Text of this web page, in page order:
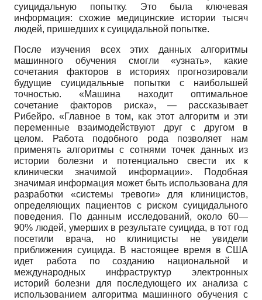
суицидальную попытку. Это была ключевая
информация: схожие медицинские истории тысяч
людей, пришедших к суицидальной попытке.
После изучения всех этих данных алгоритмы
машинного обучения смогли «узнать», какие
сочетания факторов в историях прогнозировали
будущие суицидальные попытки с наибольшей
точностью. «Машина находит оптимальное
сочетание факторов риска», — рассказывает
Рибейро. «Главное в том, как этот алгоритм и эти
переменные взаимодействуют друг с другом в
целом. Работа подобного рода позволяет нам
применять алгоритмы с сотнями точек данных из
истории болезни и потенциально свести их к
клинически значимой информации». Подобная
значимая информация может быть использована для
разработки «системы тревоги» для клиницистов,
определяющих пациентов с риском суицидального
поведения. По данным исследований, около 60—
90% людей, умерших в результате суицида, в тот год
посетили врача, но клиницисты не увидели
приближения суицида. В настоящее время в США
идет работа по созданию национальной и
международных инфраструктур электронных
историй болезни для последующего их анализа с
использованием алгоритма машинного обучения с